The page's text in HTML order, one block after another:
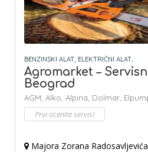
BENZINSKI ALAT, ELEKTRIČNI ALAT,
Agromarket –
Beograd
AGM, Alko, Alpina, Dolmar,
Prvi ocenite servis!
Majora Zorana